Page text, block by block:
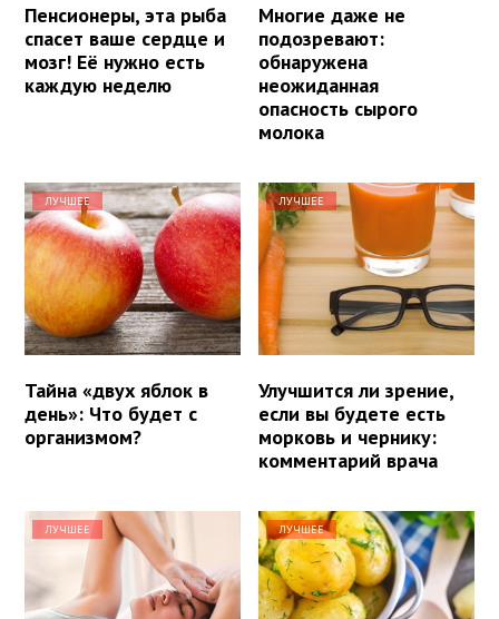
Пенсионеры, эта рыба
спасет ваше сердце и
мозг! Её нужно есть
каждую неделю
Многие даже не
подозревают:
обнаружена
неожиданная
опасность сырого
молока
ЛУЧШЕЕ
Тайна «двух яблок в
день»: Что будет с
организмом?
ЛУЧШЕЕ
Улучшится ли зрение,
если вы будете есть
морковь и чернику:
комментарий врача
ЛУЧШЕЕ ЛУЧШЕЕ